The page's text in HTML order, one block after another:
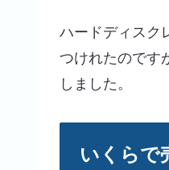
ハードディスク
つけれたのです
しました。
いくらで